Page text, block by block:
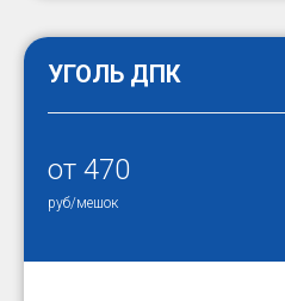
УГОЛЬ ДПК
от 470
руб/мешок